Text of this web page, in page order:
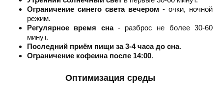
Ограничение синего света вечером - очки, ночной
режим.
Регулярное время сна- разброс не более 30-60
минут.
Последний приём пищи за 3-4 часа до сна.
Ограничение кофеина после 14:00.
Оптимизация среды